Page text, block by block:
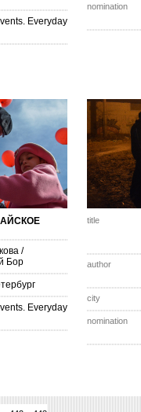
Everyday
nomination
/
Бор
Everyday
title
author
city
nomination